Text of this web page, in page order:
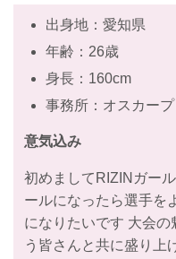
出身地：愛知県
年齢：26歳
身長：160cm
事務所：オスカー
意気込み
初めましてRIZINガー
ールになったら選手を
になりたいです 大会
う皆さんと共に盛り上